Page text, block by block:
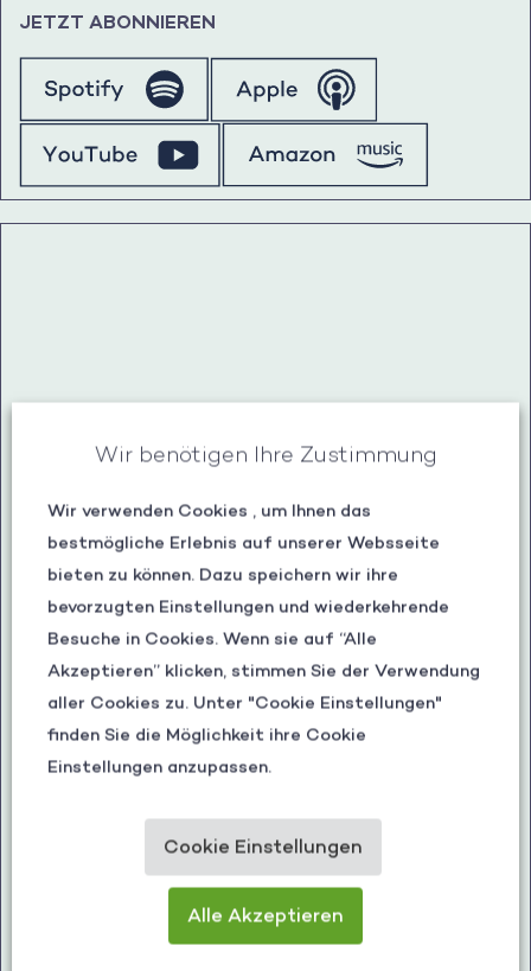
JETZT ABONNIEREN
Wir benötigen Ihre Zustimmung
Wir verwenden Cookies , um Ihnen das
bestmögliche Erlebnis auf unserer Websseite
bieten zu können. Dazu speichern wir ihre
bevorzugten Einstellungen und wiederkehrende
Besuche in Cookies. Wenn sie auf “Alle
Akzeptieren” klicken, stimmen Sie der Verwendung
aller Cookies zu. Unter "Cookie Einstellungen"
finden Sie die Möglichkeit ihre Cookie
Einstellungen anzupassen.
Cookie Einstellungen
Alle Akzeptieren